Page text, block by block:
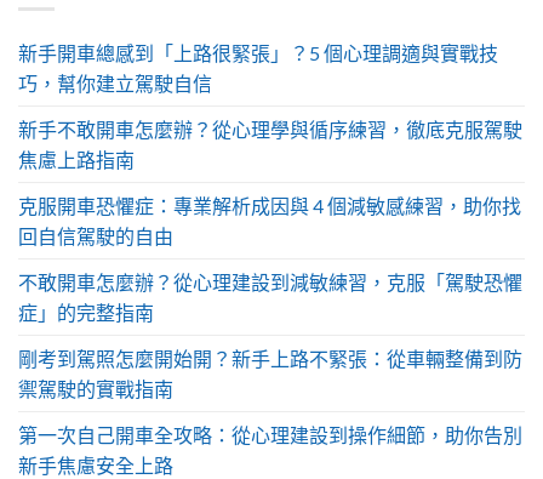
新手開車總感到「上路很緊張」？5 個心理調適與實戰技
巧，幫你建立駕駛自信
新手不敢開車怎麼辦？從心理學與循序練習，徹底克服駕駛
焦慮上路指南
克服開車恐懼症：專業解析成因與 4 個減敏感練習，助你找
回自信駕駛的自由
不敢開車怎麼辦？從心理建設到減敏練習，克服「駕駛恐懼
症」的完整指南
剛考到駕照怎麼開始開？新手上路不緊張：從車輛整備到防
禦駕駛的實戰指南
第一次自己開車全攻略：從心理建設到操作細節，助你告別
新手焦慮安全上路